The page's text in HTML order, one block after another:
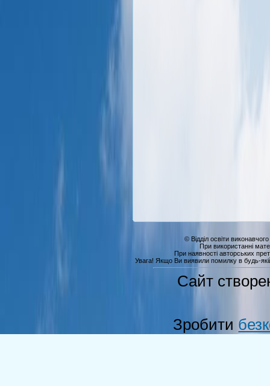
© Відділ освіти
При використанні
При наявності авторських
Увага! Якщо Ви виявили помилку в будь-якій
Сайт
Зробити